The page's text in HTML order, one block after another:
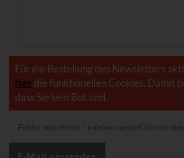
Für die Bestellung des Newsletters
hier die funktionellen Cookies. Damit
dass Sie kein Bot sind.
Felder mit einem müssen ausgefüllt werden.